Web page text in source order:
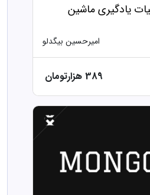
یادگیری ماشین
امیرحسین بیگدلو
389 هزارتومان